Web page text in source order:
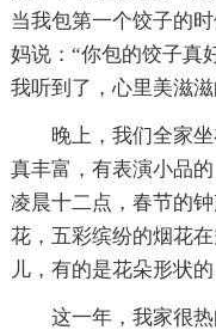
当我包第一个饺子的
妈说：“你包的饺子真
我听到了，心里美滋滋
晚上，我们全家
真丰富，有表演小品
凌晨十二点，春节的
花，五彩缤纷的烟花
儿，有的是花朵形状
这一年，我家很